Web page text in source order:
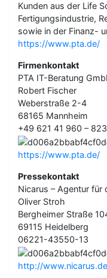
Kunden aus der Life
Fertigungsindustrie,
sowie in der Finanz-
https://www.pta.de/
Firmenkontakt
PTA IT-Beratung
Robert Fischer
Weberstraße 2-4
68165 Mannheim
+49 621 41 960 – 823
https://www.pta.de/
Pressekontakt
Nicarus – Agentur für
Oliver Stroh
Bergheimer Straße
69115 Heidelberg
06221-43550-13
http://www.nicarus.de